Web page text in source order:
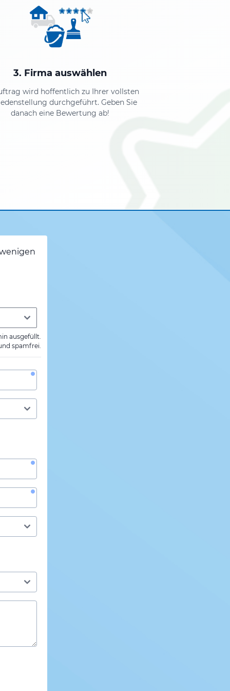
3. Firma auswählen
wird hoffentlich zu Ihrer vollsten
durchgeführt. Geben Sie
danach eine Bewertung ab!
ausgefüllt.
spamfrei.